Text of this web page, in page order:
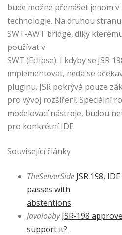
bude možné přenášet jenom v
technologie. Na druhou
SWT-AWT bridge, díky
používat v
SWT (Eclipse). I kdyby se JSR
implementovat, nedá se
pluginu. JSR pokrývá pouze
pro vývoj rozšíření. Speciální
modelovací nástroje, budou
pro konkrétní IDE.
Související články
TheServerSide JSR 198,
passes with
abstentions
Javalobby JSR-198
support it?